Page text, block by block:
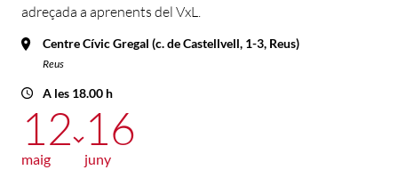
adreçada a aprenents del VxL.
Centre Cívic Gregal (c. de Castellvell, 1-3, Reus)
Reus
A les 18.00 h
12
maig
16
juny